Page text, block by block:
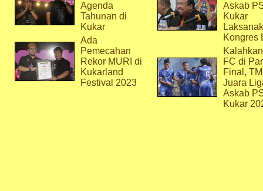
Agenda
Tahunan di
Kukar
Ada
Pemecahan
Rekor MURI di
Kukarland
Festival 2023
Askab
Kukar
Kongres
FC di
Final,
Juara
Askab
Kukar